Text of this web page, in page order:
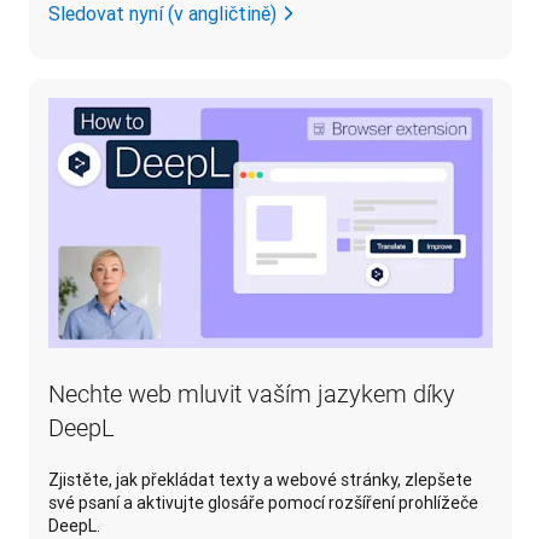
Sledovat nyní (v angličtině)
Nechte web mluvit vaším jazykem díky
DeepL
Zjistěte, jak překládat texty a webové stránky, zlepšete
své psaní a aktivujte glosáře pomocí rozšíření prohlížeče
DeepL.